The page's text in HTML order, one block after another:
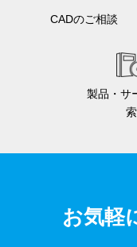
CADのご相談
製品・サ
索
お気軽